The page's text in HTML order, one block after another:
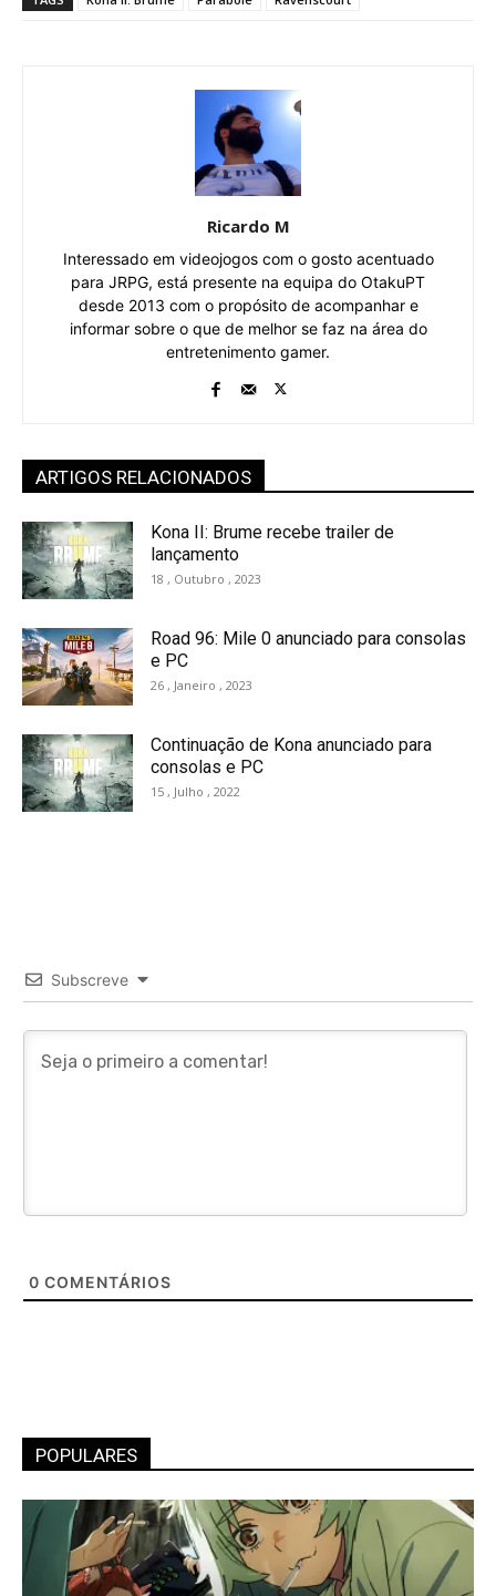
Ricardo M
Interessado em videojogos com o gosto acentuado
para JRPG, está presente na equipa do OtakuPT
desde 2013 com o propósito de acompanhar e
informar sobre o que de melhor se faz na área do
entretenimento gamer.
ARTIGOS RELACIONADOS
Kona II: Brume recebe trailer de
lançamento
18 , Outubro , 2023
Road 96: Mile 0 anunciado para consolas
e PC
26 , Janeiro , 2023
Continuação de Kona anunciado para
consolas e PC
15 , Julho , 2022
Subscreve
0 COMENTÁRIOS
POPULARES